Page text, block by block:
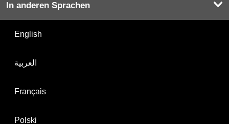
In anderen Sprachen
English
العربية
Français
Polski